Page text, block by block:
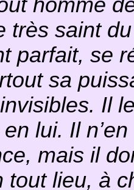
homme
très saint
parfait, se
sa
Il
lui. Il
mais il
tout lieu, à